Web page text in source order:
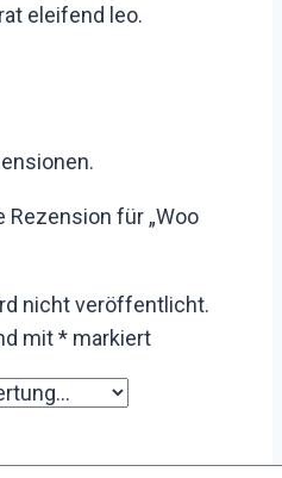
eleifend leo.
Rezension für „Woo
nicht veröffentlicht.
mit* markiert